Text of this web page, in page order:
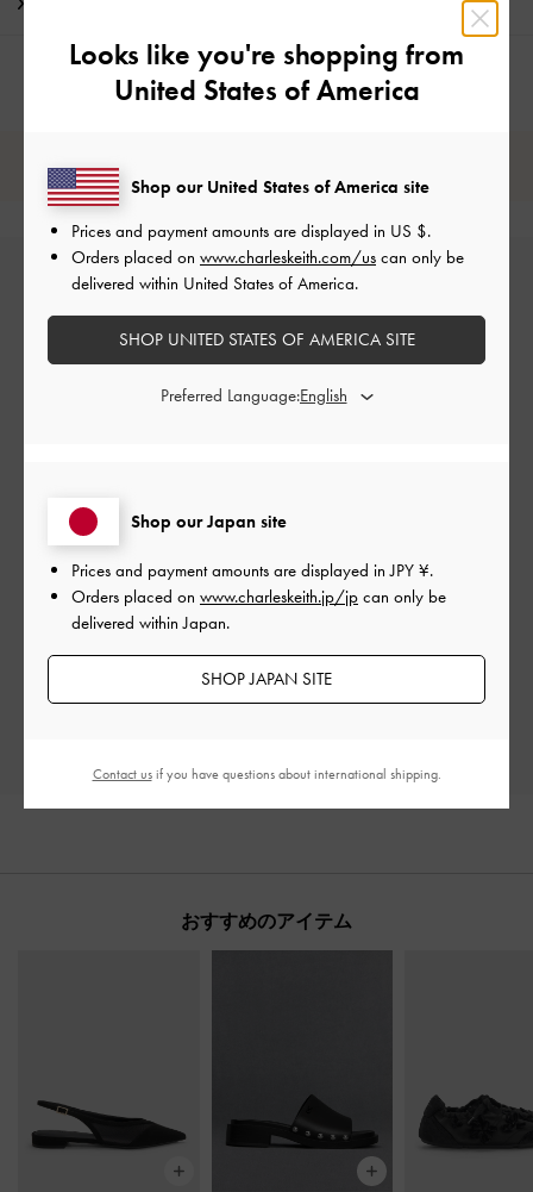
レビューは購入した方のみ投稿ができます。
ご感想をお聞かせください
Let us know what you think
レビューを書く
おすすめのアイテム
Looks like you're shopping from
United States of America
Shop our Japan site
Prices and payment amounts are displayed inJPY ¥.
Orders placed on www.charleskeith.jp/jp can only be
delivered within Japan.
SHOP JAPAN SITE
Shop our United States of America site
Prices and payment amounts are displayed in US $.
Orders placed on www.charleskeith.com/us can only be
delivered within United States of America.
SHOP UNITED STATES OF AMERICA SITE
Preferred Language:
Contact usif you have questions about international shipping.